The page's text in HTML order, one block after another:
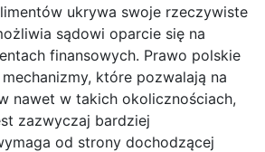
ukrywa swoje rzeczywiste
sądowi oparcie się na
finansowych. Prawo polskie
które pozwalają na
nawet w takich okolicznościach,
zazwyczaj bardziej
od strony dochodzącej